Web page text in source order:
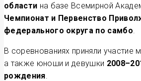
области на базе Всемирной
Чемпионат и Первенство
федерального округа по самбо
В соревнованиях приняли
а также юноши и девушки
рождения